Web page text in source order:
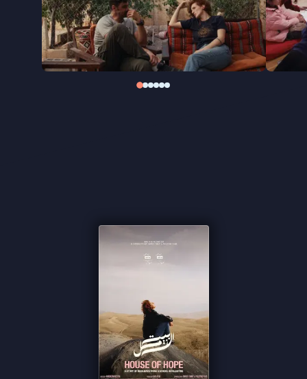
House of Hopeging in première op IDFA 2025.
"Maakt de realiteit van leven in bezet gebied
voelbaar, evenals het gevaar en de dagelijkse
spanning" ★★★ de Volkskrant